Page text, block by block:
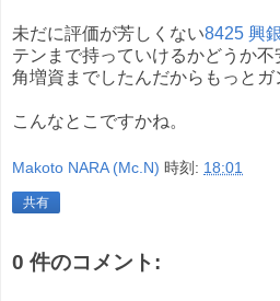
未だに評価が芳しくない8425 興
テンまで持っていけるかどうか
角増資までしたんだからもっとガ
こんなとこですかね。
Makoto NARA (Mc.N) 時刻: 18:01
共有
0 件のコメント: